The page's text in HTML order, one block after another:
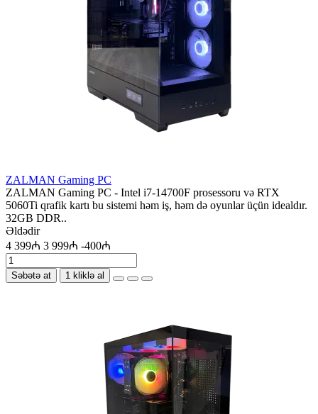
ZALMAN Gaming PC
ZALMAN Gaming PC - Intel i7-14700F prosessoru və RTX
5060Ti qrafik kartı bu sistemi həm iş, həm də oyunlar üçün idealdır.
32GB DDR..
Əldədir
4 399₼ 3 999₼ -400₼
Səbətə at 1 kliklə al